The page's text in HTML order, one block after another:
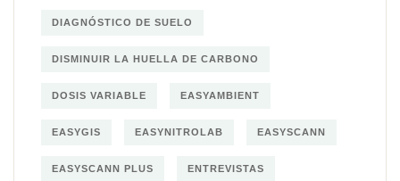
DIAGNÓSTICO DE SUELO
DISMINUIR LA HUELLA DE CARBONO
DOSIS VARIABLE EASYAMBIENT
EASYGIS EASYNITROLAB EASYSCANN
EASYSCANN PLUS ENTREVISTAS